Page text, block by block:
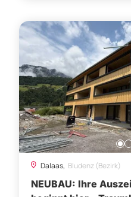
Dalaas, Bludenz (Bezirk)
NEUBAU: Ihre